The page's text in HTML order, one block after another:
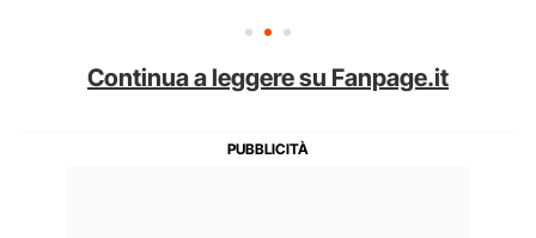
Continua a leggere su Fanpage.it